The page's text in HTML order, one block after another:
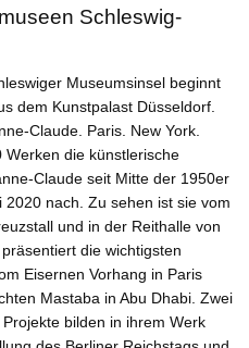
Schleswig-
Museumsinsel beginnt
dem Kunstpalast Düsseldorf.
Claude. Paris. New York.
Werken die künstlerische
Claude seit Mitte der 1950er
nach. Zu sehen ist sie vom
und in der Reithalle von
die wichtigsten
Eisernen Vorhang in Paris
Mastaba in Abu Dhabi. Zwei
bilden in ihrem Werk